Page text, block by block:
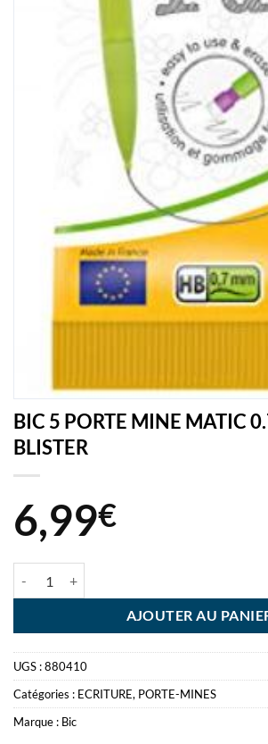
BIC 5 PORTE MINE MATIC
BLISTER
6,99€
AJOUTER AU
UGS :880410
Catégories : ECRITURE, PORTE-MINES
Marque : Bic